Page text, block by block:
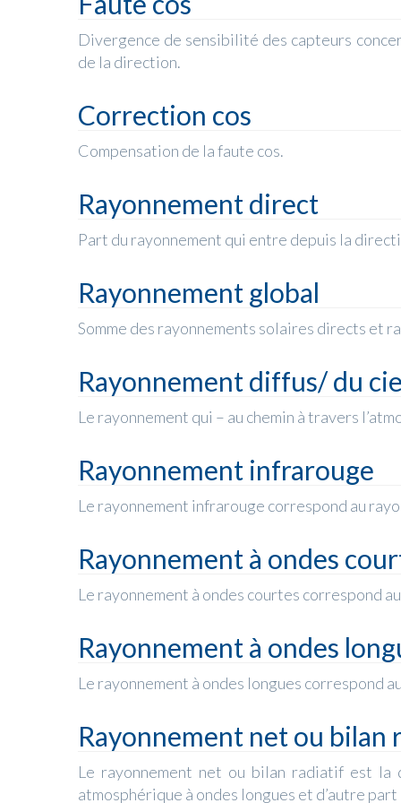
Divergence de sensibilité des capteurs
de la direction.
Correction cos
Compensation de la faute cos.
Rayonnement direct
Part du rayonnement qui entre depuis la
Rayonnement global
Somme des rayonnements solaires directs et
Rayonnement diffus/ du
Le rayonnement qui – au chemin à travers
Rayonnement infrarouge
Le rayonnement infrarouge correspond au
Rayonnement à ondes
Le rayonnement à ondes courtes correspond
Rayonnement à ondes
Le rayonnement à ondes longues correspond
Rayonnement net ou bilan
Le rayonnement net ou bilan radiatif est la
atmosphérique à ondes longues et d’autre